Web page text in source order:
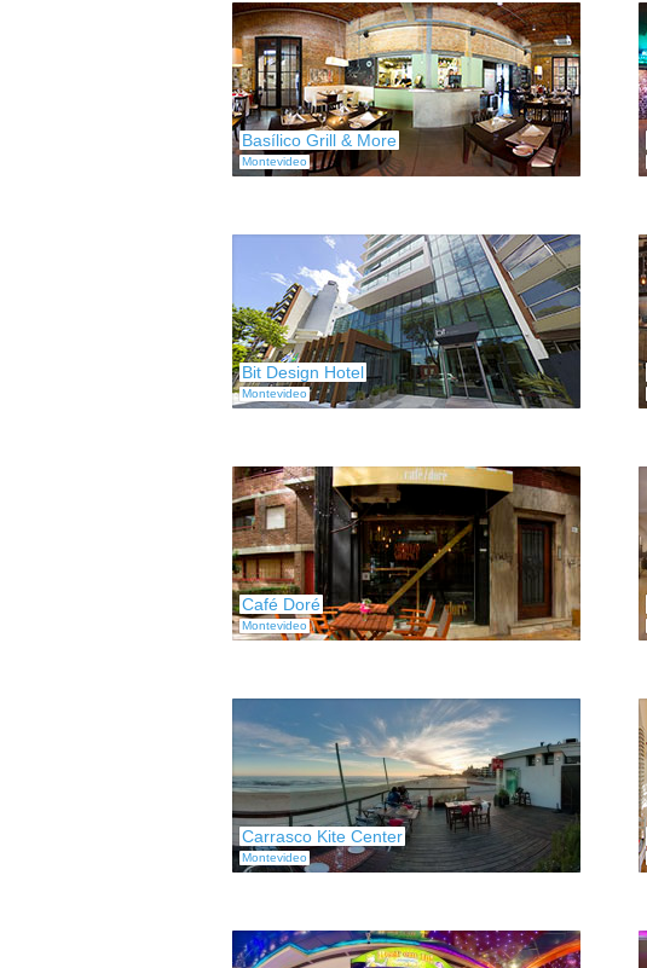
Basílico Grill & More
Montevideo
Bit Design Hotel
Montevideo
Café Doré
Montevideo
Carrasco Kite Center
Montevideo